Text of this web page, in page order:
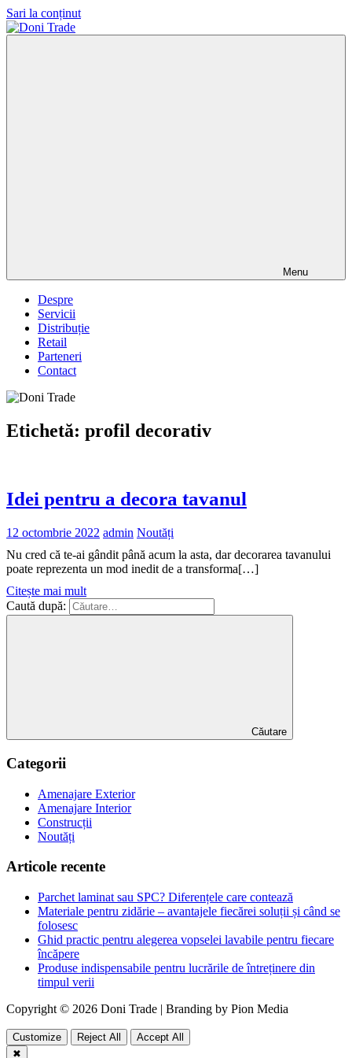
Sari la conținut
Menu
Despre
Servicii
Distribuție
Retail
Parteneri
Contact
Etichetă: profil decorativ
Idei pentru a decora tavanul
12 octombrie 2022 admin Noutăți
Nu cred că te-ai gândit până acum la asta, dar decorarea tavanului
poate reprezenta un mod inedit de a transforma[…]
Citește mai mult
Caută după:
Căutare
Categorii
Amenajare Exterior
Amenajare Interior
Construcții
Noutăți
Articole recente
Parchet laminat sau SPC? Diferențele care contează
Materiale pentru zidărie – avantajele fiecărei soluții și când se
folosesc
Ghid practic pentru alegerea vopselei lavabile pentru fiecare
încăpere
Produse indispensabile pentru lucrările de întreținere din
timpul verii
Copyright © 2026 Doni Trade | Branding by Pion Media
Customize Reject All
Accept All
✖